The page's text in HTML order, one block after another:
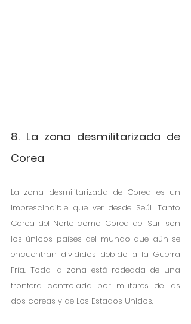
8. La zona desmilitarizada de
Corea
La zona desmilitarizada de Corea es un
imprescindible que ver desde Seúl. Tanto
Corea del Norte como Corea del Sur, son
los únicos países del mundo que aún se
encuentran divididos debido a la Guerra
Fría. Toda la zona está rodeada de una
frontera controlada por militares de las
dos coreas y de Los Estados Unidos.